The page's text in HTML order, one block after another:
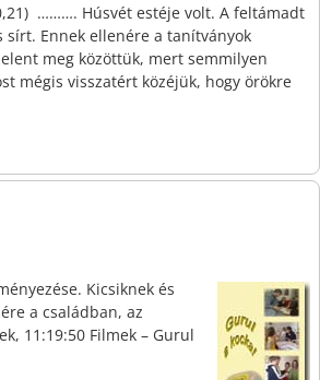
………. Húsvét estéje volt. A feltámadt
sírt. Ennek ellenére a tanítványok
meg közöttük, mert semmilyen
mégis visszatért közéjük, hogy örökre
Kicsiknek és
a családban, az
11:19:50 Filmek – Gurul